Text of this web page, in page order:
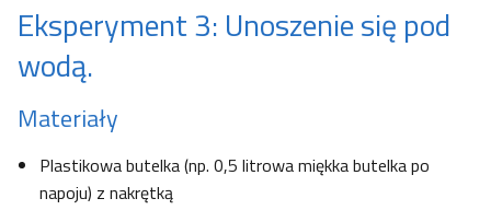
Eksperyment 3: Unoszenie się pod
wodą.
Materiały
Plastikowa butelka (np. 0,5 litrowa miękka butelka po
napoju) z nakrętką